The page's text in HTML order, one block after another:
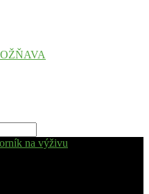
na výživu